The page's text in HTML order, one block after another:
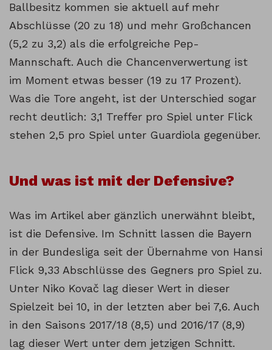
Ballbesitz kommen sie aktuell auf mehr
Abschlüsse (20 zu 18) und mehr Großchancen
(5,2 zu 3,2) als die erfolgreiche Pep-
Mannschaft. Auch die Chancenverwertung ist
im Moment etwas besser (19 zu 17 Prozent).
Was die Tore angeht, ist der Unterschied sogar
recht deutlich: 3,1 Treffer pro Spiel unter Flick
stehen 2,5 pro Spiel unter Guardiola gegenüber.
Und was ist mit der Defensive?
Was im Artikel aber gänzlich unerwähnt bleibt,
ist die Defensive. Im Schnitt lassen die Bayern
in der Bundesliga seit der Übernahme von Hansi
Flick 9,33 Abschlüsse des Gegners pro Spiel zu.
Unter Niko Kovač lag dieser Wert in dieser
Spielzeit bei 10, in der letzten aber bei 7,6. Auch
in den Saisons 2017/18 (8,5) und 2016/17 (8,9)
lag dieser Wert unter dem jetzigen Schnitt.